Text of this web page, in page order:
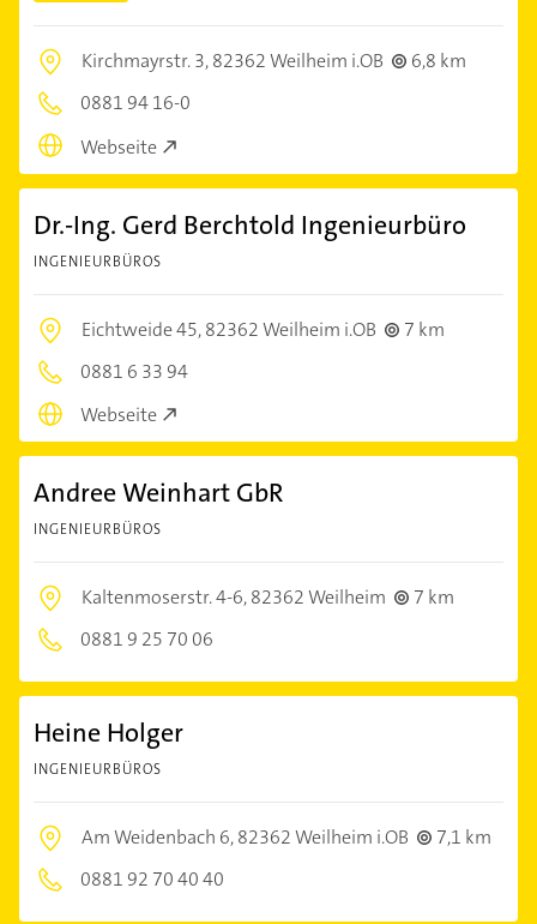
Kirchmayrstr. 3,82362 Weilheim i.OB
6,8 km
0881 94 16-0
Webseite
Dr.-Ing. Gerd Berchtold Ingenieurbüro
INGENIEURBÜROS
Eichtweide 45,82362 Weilheim i.OB
7 km
0881 6 33 94
Webseite
Andree Weinhart GbR
INGENIEURBÜROS
Kaltenmoserstr. 4-6,82362 Weilheim
7 km
0881 9 25 70 06
Heine Holger
INGENIEURBÜROS
Am Weidenbach 6,82362 Weilheim i.OB
7,1 km
0881 92 70 40 40